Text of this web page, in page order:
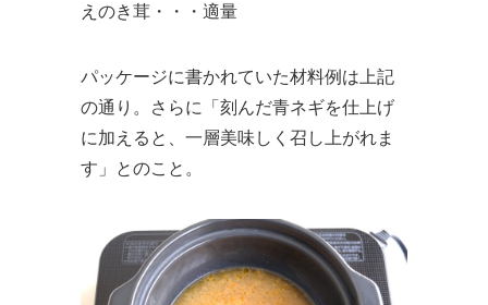
えのき茸・・・適量
パッケージに書かれていた材料例は上記
の通り。さらに「刻んだ青ネギを仕上げ
に加えると、一層美味しく召し上がれま
す」とのこと。